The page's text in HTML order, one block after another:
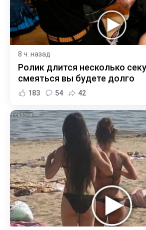
8 ч. назад
Ролик длится несколько
смеяться вы будете долго
183 54 42